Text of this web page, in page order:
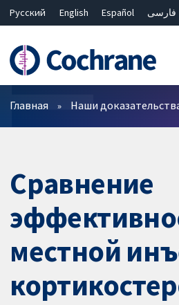
Русский English Español
فارسی
Bahasa Malaysia
ไทย
繁體中文
简体中文
Фильтры
Главная Наши
Сравнение
местной